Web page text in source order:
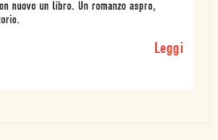
nuovo un libro. Un romanzo aspro,
Leggi